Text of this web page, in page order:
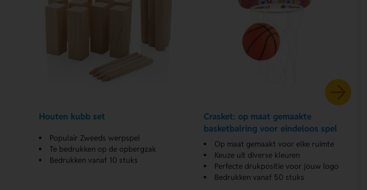
Houten kubb set
Populair Zweeds werpspel
Te bedrukken op de opbergzak
Bedrukken vanaf 10 stuks
Crasket: op maat gemaakte
basketbalring voor eindeloos spel
Op maat gemaakt voor elke ruimte
Keuze uit diverse kleuren
Perfecte drukpositie voor jouw logo
Bedrukken vanaf 50 stuks